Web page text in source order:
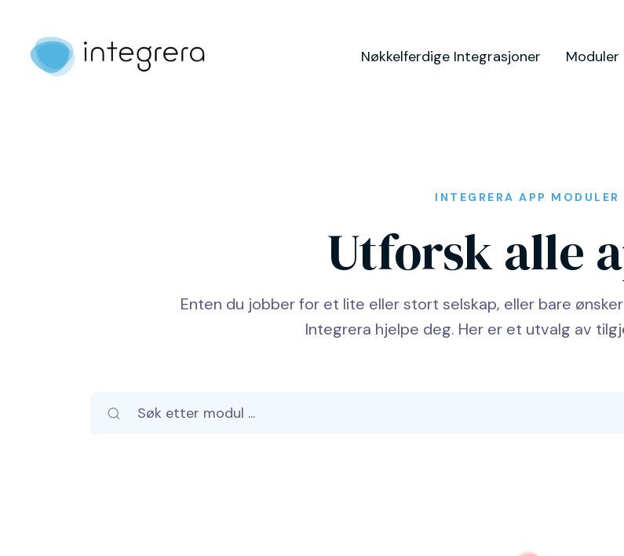
Nøkkelferdige Integrasjoner Moduler
INTEGRERA APP MODULER
Utforsk alle
Enten du jobber for et lite eller stort selskap, eller bare
Integrera hjelpe deg. Her er et utvalg av